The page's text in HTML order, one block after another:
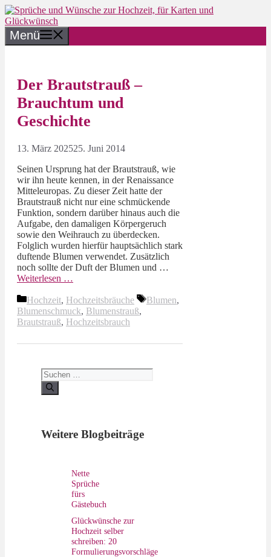
Zum
Inhalt
springen
Menü
Der Brautstrauß –
Brauchtum und
Geschichte
13. März 202525. Juni 2014
Seinen Ursprung hat der Brautstrauß, wie
wir ihn heute kennen, in der Renaissance
Mitteleuropas. Zu dieser Zeit hatte der
Brautstrauß nicht nur eine schmückende
Funktion, sondern darüber hinaus auch die
Aufgabe, den damaligen Körpergeruch
sowie den Weihrauch zu überdecken.
Folglich wurden hierfür hauptsächlich stark
duftende Blumen verwendet. Zusätzlich
noch sollte der Duft der Blumen und …
Weiterlesen …
Kategorien
Hochzeit, Hochzeitsbräuche Schlagwörter
Blumen,
Blumenschmuck, Blumenstrauß,
Brautstrauß, Hochzeitsbrauch
Suchen
nach:
Weitere Blogbeiträge
Nette
Sprüche
fürs
Gästebuch
Glückwünsche zur
Hochzeit selber
schreiben: 20
Formulierungsvorschläge